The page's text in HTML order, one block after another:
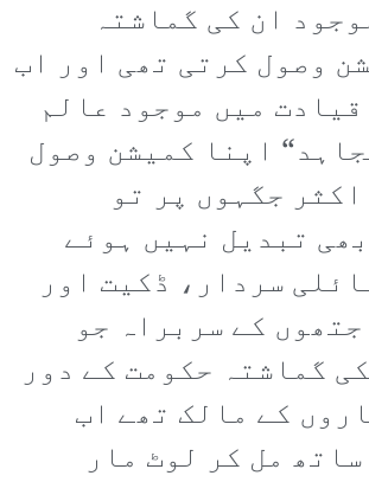
ان کی گماشتہ
وصول کرتی تھی اور اب
میں موجود عالم
اپنا کمیشن وصول
جگہوں پر تو
تبدیل نہیں ہوئے
سردار، ڈکیت اور
کے سربراہ جو
گماشتہ حکومت کے دور
کے مالک تھے اب
مل کر لوٹ مار